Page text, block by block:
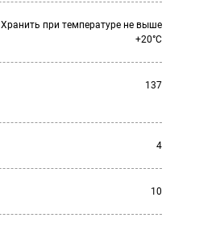
Хранить при температуре не выше
+20°C
137
4
10